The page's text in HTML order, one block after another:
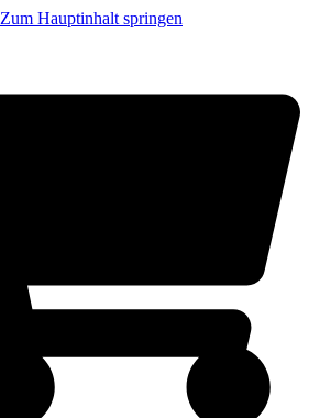
Zum Hauptinhalt springen